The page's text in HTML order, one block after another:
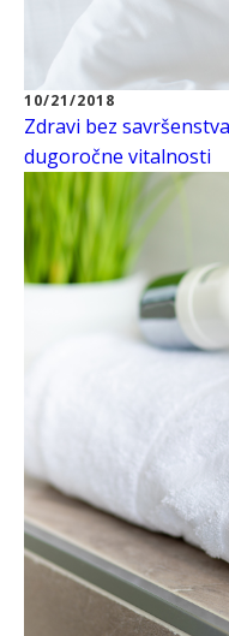
10/21/2018
Zdravi bez
dugoročne vitalnosti